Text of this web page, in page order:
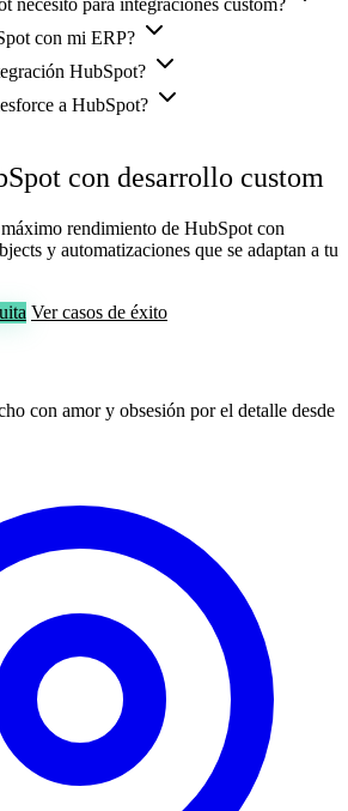
necesito para integraciones custom?
con mi ERP?
HubSpot?
a HubSpot?
con desarrollo custom
rendimiento de HubSpot con
y automatizaciones que se adaptan a tu
Ver casos de éxito
con amor y obsesión por el detalle desde